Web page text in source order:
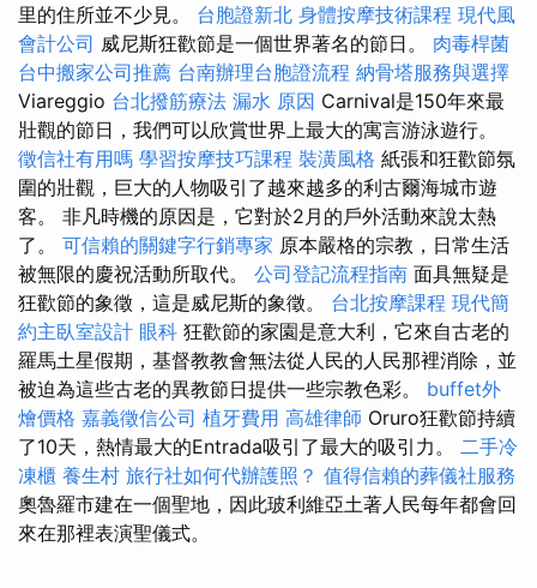
里的住所並不少見。 台胞證新北 身體按摩技術課程 現代風
會計公司 威尼斯狂歡節是一個世界著名的節日。 肉毒桿菌
台中搬家公司推薦 台南辦理台胞證流程 納骨塔服務與選擇
Viareggio 台北撥筋療法 漏水 原因 Carnival是150年來最
壯觀的節日，我們可以欣賞世界上最大的寓言游泳遊行。
徵信社有用嗎 學習按摩技巧課程 裝潢風格 紙張和狂歡節氛
圍的壯觀，巨大的人物吸引了越來越多的利古爾海城市遊
客。 非凡時機的原因是，它對於2月的戶外活動來說太熱
了。 可信賴的關鍵字行銷專家 原本嚴格的宗教，日常生活
被無限的慶祝活動所取代。 公司登記流程指南 面具無疑是
狂歡節的象徵，這是威尼斯的象徵。 台北按摩課程 現代簡
約主臥室設計 眼科 狂歡節的家園是意大利，它來自古老的
羅馬土星假期，基督教教會無法從人民的人民那裡消除，並
被迫為這些古老的異教節日提供一些宗教色彩。 buffet外
燴價格 嘉義徵信公司 植牙費用 高雄律師 Oruro狂歡節持續
了10天，熱情最大的Entrada吸引了最大的吸引力。 二手冷
凍櫃 養生村 旅行社如何代辦護照？ 值得信賴的葬儀社服務
奧魯羅市建在一個聖地，因此玻利維亞土著人民每年都會回
來在那裡表演聖儀式。